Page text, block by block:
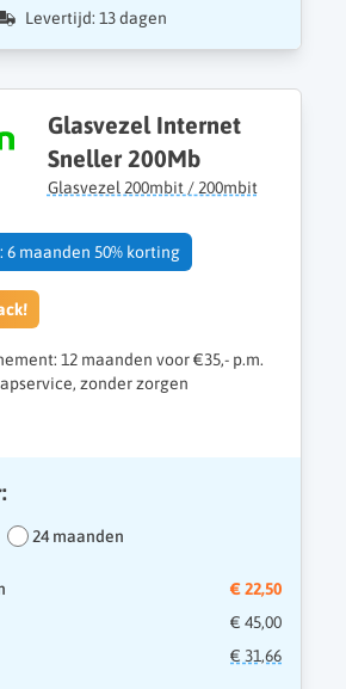
Levertijd: 13 dagen
Glasvezel Internet
Sneller 200Mb
Glasvezel 200mbit / 200mbit
maanden 50% korting
12 maanden voor €35,- p.m.
zonder zorgen
24 maanden
€ 22,50
€ 45,00
€ 31,66